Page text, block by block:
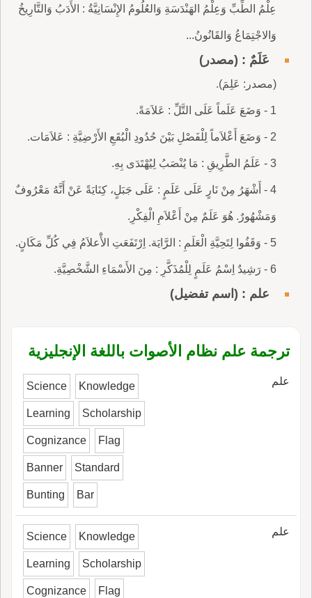
عِلْمُ الطِّبِّ وَعِلْمُ الهَنْدَسَةِ وَالعُلُومُ الإِنْسَانِيَّةُ : الأَدَبُ وَالتَّارِيخُ
وَالاجْتِمَاعُ وَالقَانُونُ...
عَلَمٌ : (مصدر)
(مصدر: عَلِمَ).
1 - وَضَعَ عَلَماً عَلَى التَّلِّ : عَلاَمَةً.
2 - وَضَعَ أَعْلاَماً لِلْفَصْلِ بَيْنَ حُدُودِ الْبُقَعِ الأَرْضِيَّةِ : عَلاَمَات.
3 - عَلَمُ الطَّرِيقِ : مَا يُنْصَبُ لِيُهْتَدَى بِهِ.
4 - أَشْهَرُ مِنْ نَارٍ عَلَى عَلَمٍ : عَلَى جَبَلٍ، كِنَايَةً عَنْ أَنَّهُ مَعْرُوفٌ
وَمَشْهُورٌ. هُوَ عَلَمٌ مِنْ أَعْلاَمِ الْفِكْرِ.
5 - وَقَفُوا لِتَحِيَّةِ الْعَلَمِ : الرَّايَة. اِرْتَفَعَتِ الأَْعلاَمُ فِي كُلِّ مَكَانٍ.
6 - رَشِيدٌ اِسْمُ عَلَمٍ لِلْمُذَكَّرِ : مِنَ الأَسْمَاءِ الشَّخْصِيَّةِ.
علم : (اسم تفضيل)
ترجمة علم نظام الأصوات باللغة الإنجليزية
علم Science Knowledge
Learning Scholarship
Cognizance Flag
Banner Standard
Bunting Bar
علم Science Knowledge
Learning Scholarship
Cognizance Flag